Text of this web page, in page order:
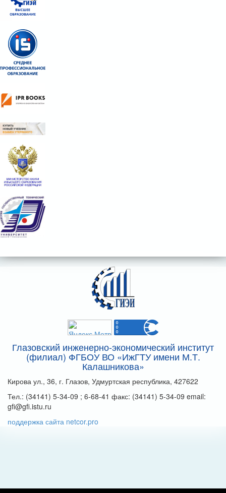
Глазовский инженерно-экономический институт
(филиал) ФГБОУ ВО «ИжГТУ имени М.Т.
Калашникова»
Кирова ул., 36, г. Глазов, Удмуртская республика, 427622
Тел.: (34141) 5-34-09 ; 6-68-41 факс: (34141) 5-34-09 email:
gfi@gfi.istu.ru
поддержка сайта netcor.pro